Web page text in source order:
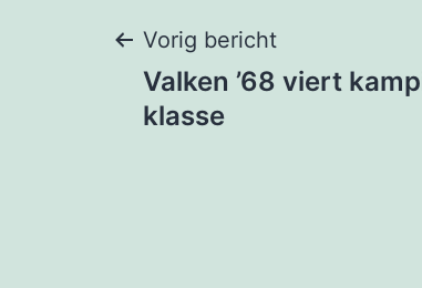
Bericht
navigatie
Vorig bericht
Valken ’68 viert
klasse